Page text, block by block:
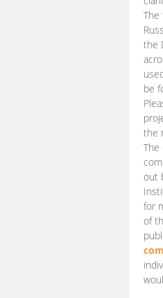
The
the
be
the
The
out
for
of